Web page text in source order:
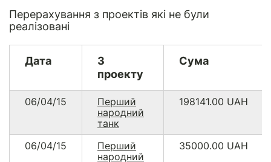
Перерахування з проектів які не були
реалізовані
Дата
З
проекту
Сума
06/04/15
Перший
народний
танк
198141.00 UAH
06/04/15
Перший
народний
35000.00 UAH